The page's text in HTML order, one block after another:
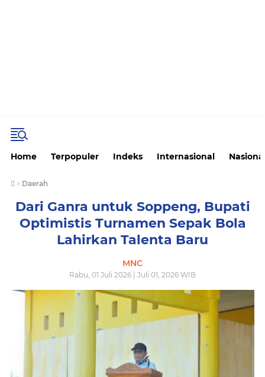
Home Terpopuler Indeks Internasional
› Daerah
Dari Ganra untuk Soppeng, Bupati
Optimistis Turnamen Sepak Bola
Lahirkan Talenta Baru
MNC
Rabu, 01 Juli 2026 | Juli 01, 2026 WIB